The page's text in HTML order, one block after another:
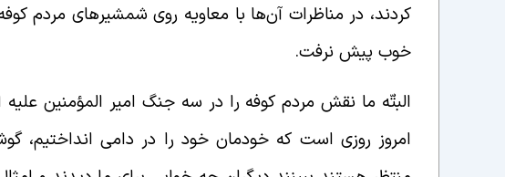
کردند، در مناظرات آن‌ها با معاویه روی شمشیرهای مردم
خوب پیش نرفت.
البتّه ما نقش مردم کوفه را در سه جنگ امیر المؤمنین
امروز روزی است که خودمان خود را در دامی انداختیم،